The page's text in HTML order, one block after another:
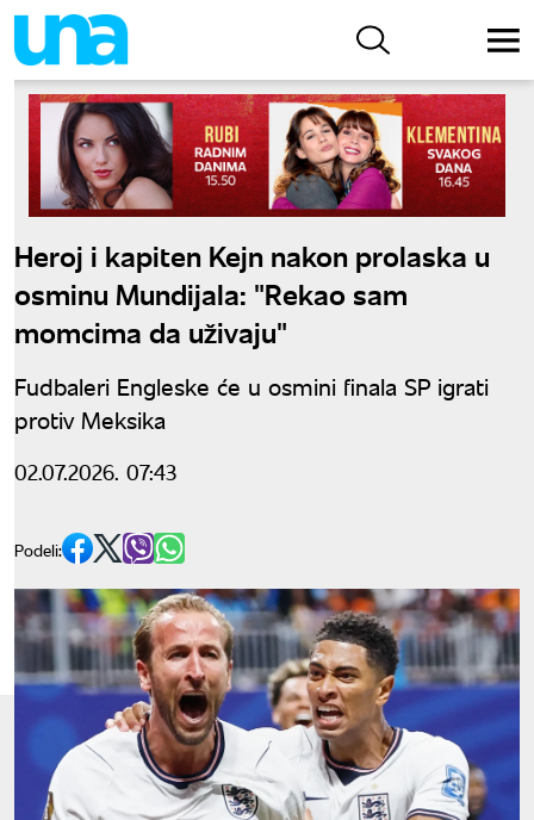
Heroj i kapiten Kejn nakon prolaska u
osminu Mundijala: "Rekao sam
momcima da uživaju"
Fudbaleri Engleske će u osmini finala SP igrati
protiv Meksika
02.07.2026. 07:43
Podeli: